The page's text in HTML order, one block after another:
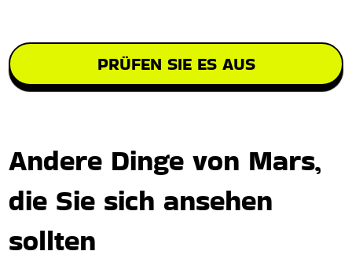
PRÜFEN SIE ES AUS
Andere Dinge von Mars,
die Sie sich ansehen
sollten